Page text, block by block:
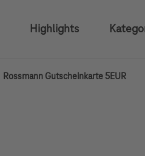
Highlights
Rossmann Gutscheinkarte 5EUR